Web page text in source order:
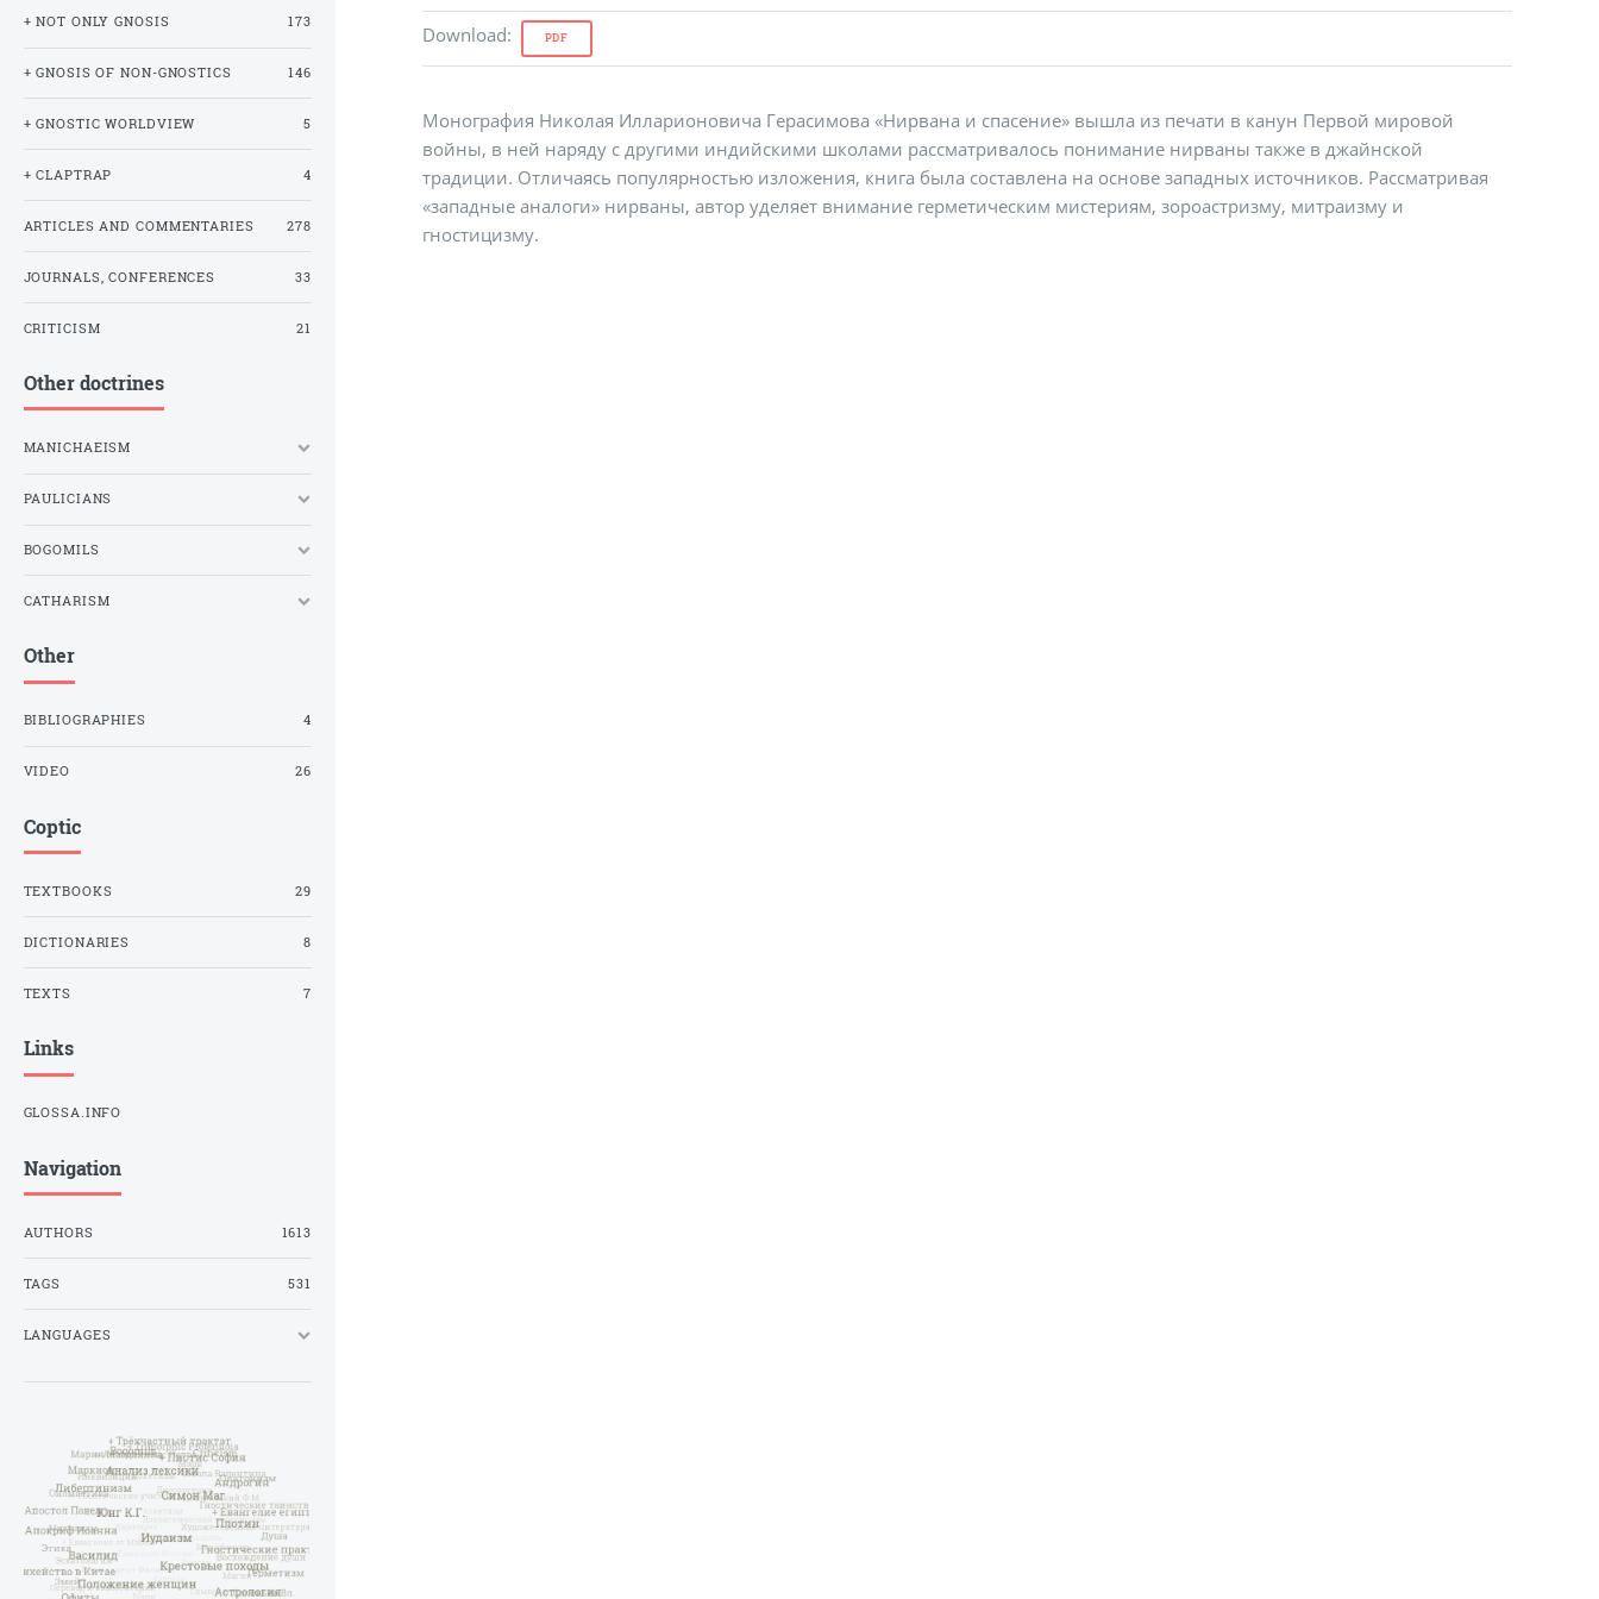
Download: PDF
Монография Николая Илларионовича Герасимова «Нирвана и спасение» вышла из печати в канун Первой мировой
войны, в ней наряду с другими индийскими школами рассматривалось понимание нирваны также в джайнской
традиции. Отличаясь популярностью изложения, книга была составлена на основе западных источников. Рассматривая
«западные аналоги» нирваны, автор уделяет внимание герметическим мистериям, зороастризму, митраизму и
гностицизму.
+ NOT ONLY GNOSIS 173
+ GNOSIS OF NON-GNOSTICS 146
+ GNOSTIC WORLDVIEW 5
+ CLAPTRAP 4
ARTICLES AND COMMENTARIES 278
JOURNALS, CONFERENCES 33
CRITICISM 21
Other doctrines
MANICHAEISM
PAULICIANS
BOGOMILS
CATHARISM
Other
BIBLIOGRAPHIES 4
VIDEO 26
Coptic
TEXTBOOKS 29
DICTIONARIES 8
TEXTS 7
Links
GLOSSA.INFO
Navigation
AUTHORS 1613
TAGS 531
LANGUAGES